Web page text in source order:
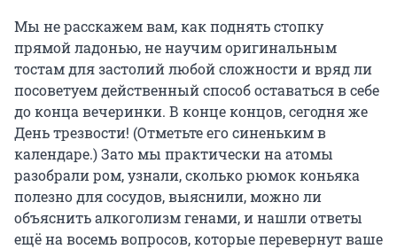
Мы не расскажем вам, как поднять стопку
прямой ладонью, не научим оригинальным
тостам для застолий любой сложности и вряд ли
посоветуем действенный способ оставаться в себе
до конца вечеринки. В конце концов, сегодня же
День трезвости! (Отметьте его синеньким в
календаре.) Зато мы практически на атомы
разобрали ром, узнали, сколько рюмок коньяка
полезно для сосудов, выяснили, можно ли
объяснить алкоголизм генами, и нашли ответы
ещё на восемь вопросов, которые перевернут ваше